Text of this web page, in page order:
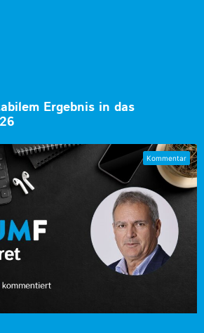
Ergebnis in das